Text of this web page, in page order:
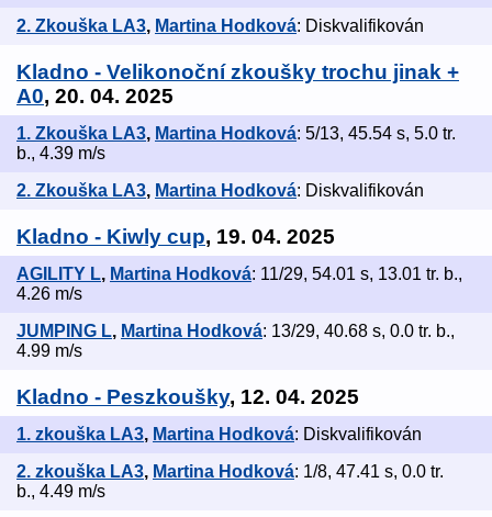
2. Zkouška LA3, Martina Hodková: Diskvalifikován
Kladno - Velikonoční zkoušky trochu jinak +
A0, 20. 04. 2025
1. Zkouška LA3, Martina Hodková: 5/13, 45.54 s, 5.0 tr.
b., 4.39 m/s
2. Zkouška LA3, Martina Hodková: Diskvalifikován
Kladno - Kiwly cup, 19. 04. 2025
AGILITY L, Martina Hodková: 11/29, 54.01 s, 13.01 tr. b.,
4.26 m/s
JUMPING L, Martina Hodková: 13/29, 40.68 s, 0.0 tr. b.,
4.99 m/s
Kladno - Peszkoušky, 12. 04. 2025
1. zkouška LA3, Martina Hodková: Diskvalifikován
2. zkouška LA3, Martina Hodková: 1/8, 47.41 s, 0.0 tr.
b., 4.49 m/s